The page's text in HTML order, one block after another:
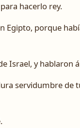
hacerlo rey.
Egipto, porque
Israel, y hablaron
servidumbre de